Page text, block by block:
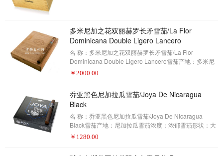
了非常忠实的追随者。如今，塔图阿赫的大部分生产已
经转移到尼加拉瓜，他的雪茄已经远远超出了人们的膜
拜状态。但品牌所有者皮特·约翰逊(Pete
多米尼加之花双丽赫罗长矛雪茄/La Flor
Dominicana Double Ligero Lancero
名 称：多米尼加之花双丽赫罗长矛雪茄/La Flor
Dominicana Double Ligero Lancero雪茄产地：多米尼
加共和国雪茄浓度：中等-浓郁雪茄形状：长矛雪茄尺
米尼加之花双丽赫罗长矛的混合不够强大，长矛的尺寸
使得强烈的辛辣更加激烈。丽赫罗的体积可能会减少它
所产生的烟雾量，但是更细的环规会浓缩烟雾，特别是
在吸食期间，它会从雪茄流入上腭。从第一口支
￥ 2000.00
乔亚黑色尼加拉瓜雪茄/Joya De Nicaragua
Black
名 称：乔亚黑色尼加拉瓜雪茄/Joya De Nicaragua
Black雪茄产地：尼加拉瓜雪茄浓度：浓郁雪茄形状：大
皇冠雪茄尺寸：6 1/4 x 46包装数量：20制作方式：手工
￥ 1280.00